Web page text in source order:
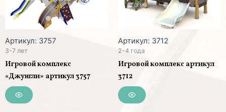
Артикул: 3757
3-7 лет
Игровой комплекс
«Джунгли» артикул 3757
Артикул: 3712
2-4 года
Игровой комплекс артикул
3712